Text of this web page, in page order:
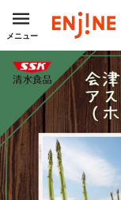
メニュー